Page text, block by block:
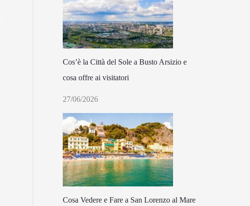
Cos’è la Città del Sole a Busto Arsizio e
cosa offre ai visitatori
27/06/2026
Cosa Vedere e Fare a San Lorenzo al Mare